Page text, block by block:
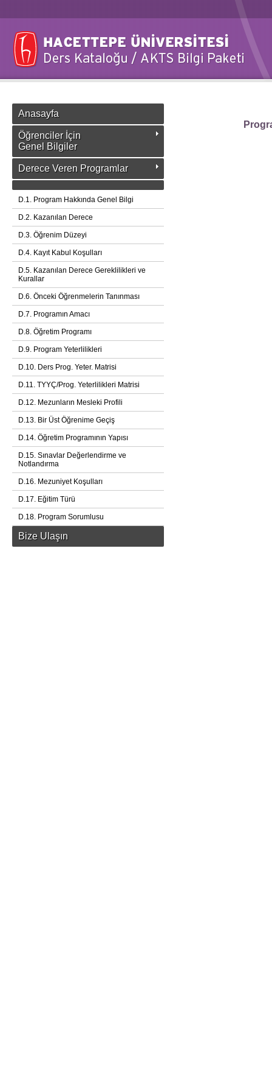
Anasayfa
Öğrenciler İçin
Genel Bilgiler
Derece Veren Programlar
D.1. Program Hakkında Genel Bilgi
D.2. Kazanılan Derece
D.3. Öğrenim Düzeyi
D.4. Kayıt Kabul Koşulları
D.5. Kazanılan Derece Gereklilikleri ve
Kurallar
D.6. Önceki Öğrenmelerin Tanınması
D.7. Programın Amacı
D.8. Öğretim Programı
D.9. Program Yeterlilikleri
D.10. Ders Prog. Yeter. Matrisi
D.11. TYYÇ/Prog. Yeterlilikleri Matrisi
D.12. Mezunların Mesleki Profili
D.13. Bir Üst Öğrenime Geçiş
D.14. Öğretim Programının Yapısı
D.15. Sınavlar Değerlendirme ve
Notlandırma
D.16. Mezuniyet Koşulları
D.17. Eğitim Türü
D.18. Program Sorumlusu
Bize Ulaşın